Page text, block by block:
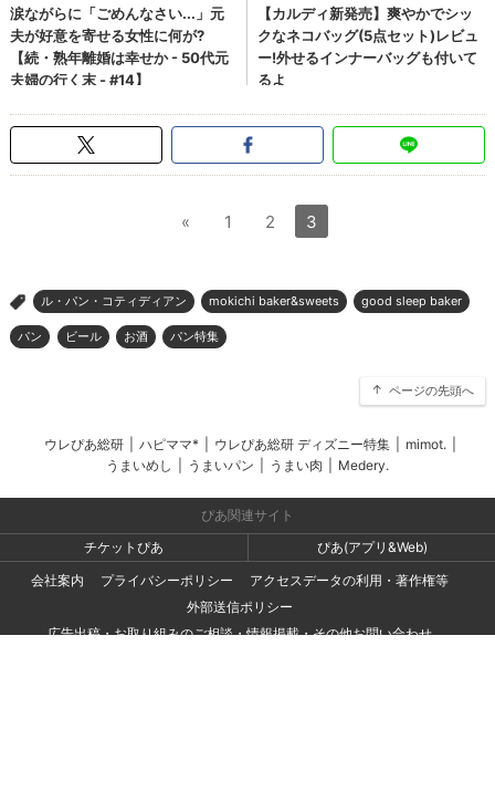
« 1 2 3
> ル・パン・コティディアン mokichi baker&sweets good sleep baker
パン ビール お酒 パン特集
ページの先頭へ
ウレぴあ総研 ハピママ* ウレぴあ総研 ディズニー特集 mimot.
うまいめし
うまいパン うまい肉 Medery.
ぴあ関連サイト
チケットぴあ
ぴあ(アプリ&Web)
会社案内
プライバシーポリシー
アクセスデータの利用・著作権等
外部送信ポリシー
広告出稿・お取り組みのご相談・情報掲載・その他お問い合わせ